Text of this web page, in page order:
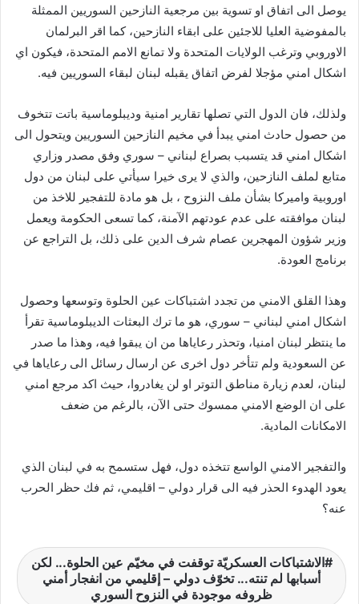
يوصل الى اتفاق او تسوية بين مرجعية النازحين السوريين الممثلة
بالمفوضية العليا للاجئين على ابقاء النازحين، كما اقر البرلمان
الاوروبي وترغب الولايات المتحدة ولا تمانع الامم المتحدة، فيكون اي
اشكال امني مؤجلا لفرض اتفاق يقبله لبنان لبقاء السوريين فيه.
ولذلك، فان الدول التي تصلها تقارير امنية وديبلوماسية باتت تتخوف
من حصول حادث امني يبدأ في مخيم النازحين السوريين ويتحول الى
اشكال امني قد يتسبب بصراع لبناني – سوري وفق مصدر وزاري
متابع لملف النازحين، والذي لا يرى خيرا سيأتي على لبنان من دول
اوروبية واميركا بشأن ملف النزوح ، بل هو مادة للتفجير للاخذ من
لبنان موافقته على عدم عودتهم الآمنة، كما تسعى الحكومة ويعمل
وزير شؤون المهجرين عصام شرف الدين على ذلك، بل التراجع عن
برنامج العودة.
وهذا القلق الامني من تجدد اشتباكات عين الحلوة وتوسعها وحصول
اشكال امني لبناني – سوري، هو ما ترك البعثات الديبلوماسية تقرأ
ما ينتظر لبنان امنيا، وتحذر رعاياها من ان يبقوا فيه، وهذا ما صدر
عن السعودية ولم تتأخر دول اخرى عن ارسال رسائل الى رعاياها في
لبنان، لعدم زيارة مناطق التوتر او لن يغادروا، حيث اكد مرجع امني
على ان الوضع الامني ممسوك حتى الآن، بالرغم من ضعف
الامكانات المادية.
والتفجير الامني الواسع تتخذه دول، فهل ستسمح به في لبنان الذي
يعود الهدوء الحذر فيه الى قرار دولي – اقليمي، ثم فك حظر الحرب
عنه؟
الاشتباكات العسكريّة توقفت في مخيّم عين الحلوة... لكن
أسبابها لم تنته... تخوّف دولي – إقليمي من انفجار أمني
ظروفه موجودة في النزوح السوري